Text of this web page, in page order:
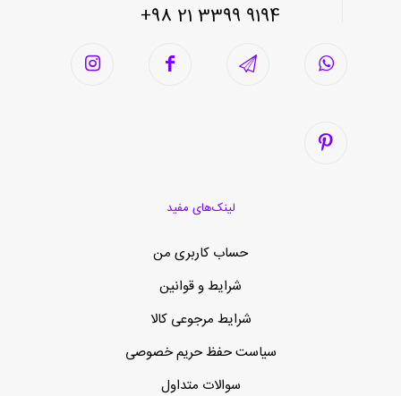
9194 3399 21 98+
لینک‌های مفید
حساب کاربری من
شرایط و قوانین
شرایط مرجوعی کالا
سیاست حفظ حریم خصوصی
سوالات متداول